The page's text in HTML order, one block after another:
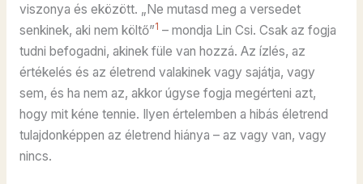
viszonya és eközött. „Ne mutasd meg a versedet
senkinek, aki nem költő”1 – mondja Lin Csi. Csak az fogja
tudni befogadni, akinek füle van hozzá. Az ízlés, az
értékelés és az életrend valakinek vagy sajátja, vagy
sem, és ha nem az, akkor úgyse fogja megérteni azt,
hogy mit kéne tennie. Ilyen értelemben a hibás életrend
tulajdonképpen az életrend hiánya – az vagy van, vagy
nincs.